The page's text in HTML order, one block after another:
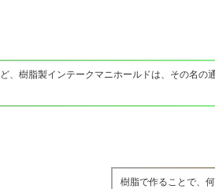
、樹脂製インテークマニホールドは、その名の
樹脂で作ることで、